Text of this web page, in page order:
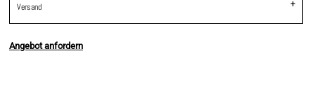
Versand
Angebot anfordern